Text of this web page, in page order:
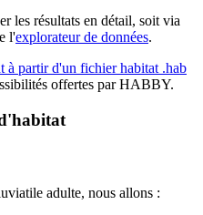
les résultats en détail, soit via
l'explorateur de données.
à partir d'un fichier habitat .hab
offertes par HABBY.
adulte, nous allons :